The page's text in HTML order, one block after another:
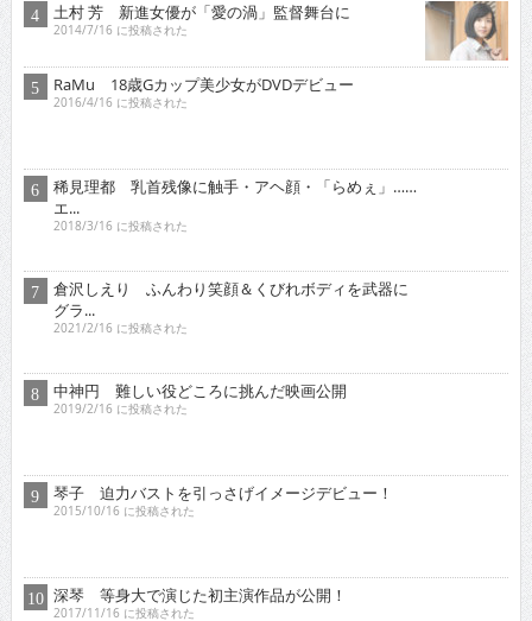
土村 芳 新進女優が「愛の渦」監督舞台に
2014/7/16 に投稿された
RaMu 18歳Gカップ美少女がDVDデビュー
2016/4/16 に投稿された
エ...
2018/3/16 に投稿された
倉沢しえり ふんわり笑顔＆くびれボディを武器に
2021/2/16 に投稿された
中神円 難しい役どころに挑んだ映画公開
2019/2/16 に投稿された
琴子 迫力バストを引っさげイメージデビュー！
2015/10/16 に投稿された
東京03 シチュエーション・ドラマに出演！苦境を乗...